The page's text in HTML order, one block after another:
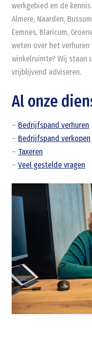
werkgebied en de
Almere, Naarden,
Eemnes, Blaricum,
weten over het
winkelruimte? Wij staan
vrijblijvend adviseren.
Al onze
– Bedrijfspand verhuren
– Bedrijfspand verkopen
– Taxeren
– Veel gestelde vragen